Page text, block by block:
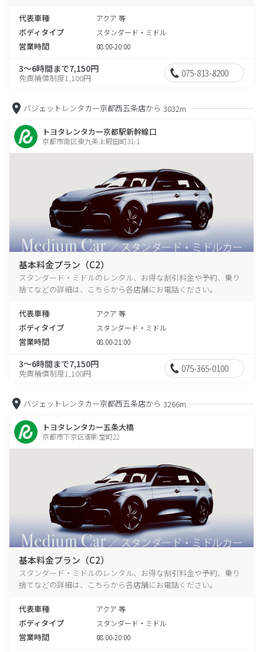
代表車種 アクア 等
ボディタイプ スタンダード・ミドル
営業時間 08:00-20:00
3～6時間まで7,150円
免責補償制度1,100円 075-813-8200
バジェットレンタカー京都西五条店から 3032m
トヨタレンタカー京都駅新幹線口
京都市南区東九条上殿田町31-1
基本料金プラン（C2）
スタンダード・ミドルのレンタル、お得な割引料金や予約、乗り
捨てなどの詳細は、こちらから各店舗にお電話ください。
代表車種 アクア 等
ボディタイプ スタンダード・ミドル
営業時間 08:00-21:00
3～6時間まで7,150円
免責補償制度1,100円 075-365-0100
バジェットレンタカー京都西五条店から 3266m
トヨタレンタカー五条大橋
京都市下京区御影堂町22
基本料金プラン（C2）
スタンダード・ミドルのレンタル、お得な割引料金や予約、乗り
捨てなどの詳細は、こちらから各店舗にお電話ください。
代表車種 アクア 等
ボディタイプ スタンダード・ミドル
営業時間 08:00-20:00